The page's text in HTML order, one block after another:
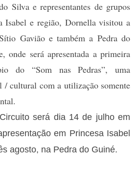
Silva e representantes de grupos
Isabel e região, Dornella visitou a
Gavião e também a Pedra do
onde será apresentada a primeira
do “Som nas Pedras”, uma
/ cultural com a utilização somente
será dia 14 de julho em
em Princesa Isabel
agosto, na Pedra do Guiné.